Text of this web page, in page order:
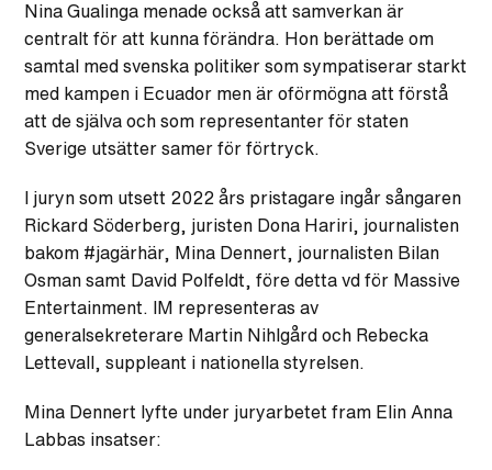
Nina Gualinga menade också att samverkan är
centralt för att kunna förändra. Hon berättade om
samtal med svenska politiker som sympatiserar starkt
med kampen i Ecuador men är oförmögna att förstå
att de själva och som representanter för staten
Sverige utsätter samer för förtryck.
I juryn som utsett 2022 års pristagare ingår sångaren
Rickard Söderberg, juristen Dona Hariri, journalisten
bakom #jagärhär, Mina Dennert, journalisten Bilan
Osman samt David Polfeldt, före detta vd för Massive
Entertainment. IM representeras av
generalsekreterare Martin Nihlgård och Rebecka
Lettevall, suppleant i nationella styrelsen.
Mina Dennert lyfte under juryarbetet fram Elin Anna
Labbas insatser: